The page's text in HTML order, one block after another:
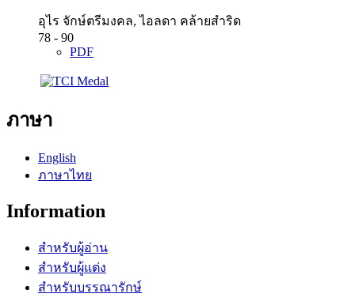
อุไร จักษ์ตรีมงคล, ไอลดา คล้ายสำริด
78 - 90
PDF
ภาษา
English
ภาษาไทย
Information
สำหรับผู้อ่าน
สำหรับผู้แต่ง
สำหรับบรรณารักษ์